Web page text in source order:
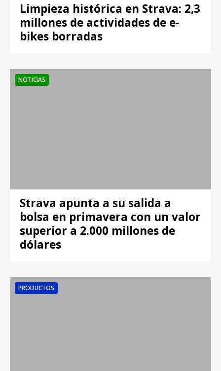
Limpieza histórica en Strava: 2,3
millones de actividades de e-
bikes borradas
NOTICIAS
Strava apunta a su salida a
bolsa en primavera con un valor
superior a 2.000 millones de
dólares
PRODUCTOS